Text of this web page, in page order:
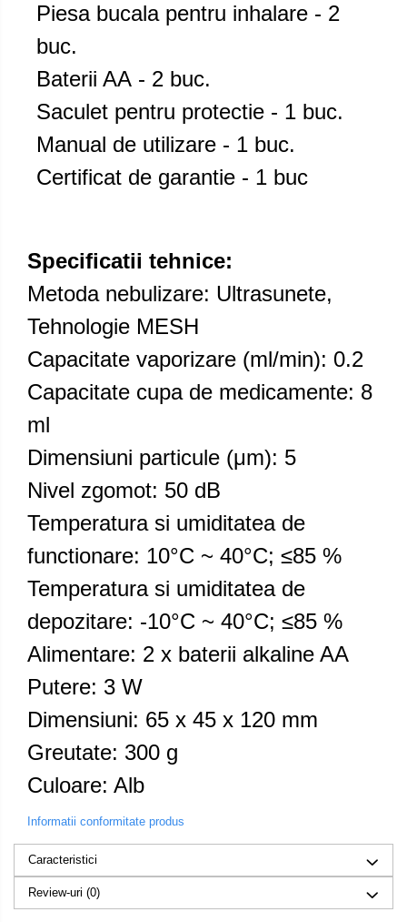
Piesa bucala pentru inhalare - 2
buc.
Baterii AА - 2 buc.
Saculet pentru protectie - 1 buc.
Manual de utilizare - 1 buc.
Certificat de garantie - 1 buc
Specificatii tehnice:
Metoda nebulizare: Ultrasunete,
Tehnologie MESH
Capacitate vaporizare (ml/min): 0.2
Capacitate cupa de medicamente: 8
ml
Dimensiuni particule (μm): 5
Nivel zgomot: 50 dB
Temperatura si umiditatea de
functionare: 10°C ~ 40°C; ≤85 %
Temperatura si umiditatea de
depozitare: -10°C ~ 40°C; ≤85 %
Alimentare: 2 x baterii alkaline AA
Putere: 3 W
Dimensiuni: 65 x 45 х 120 mm
Greutate: 300 g
Culoare: Alb
Informatii conformitate produs
Caracteristici
Review-uri (0)